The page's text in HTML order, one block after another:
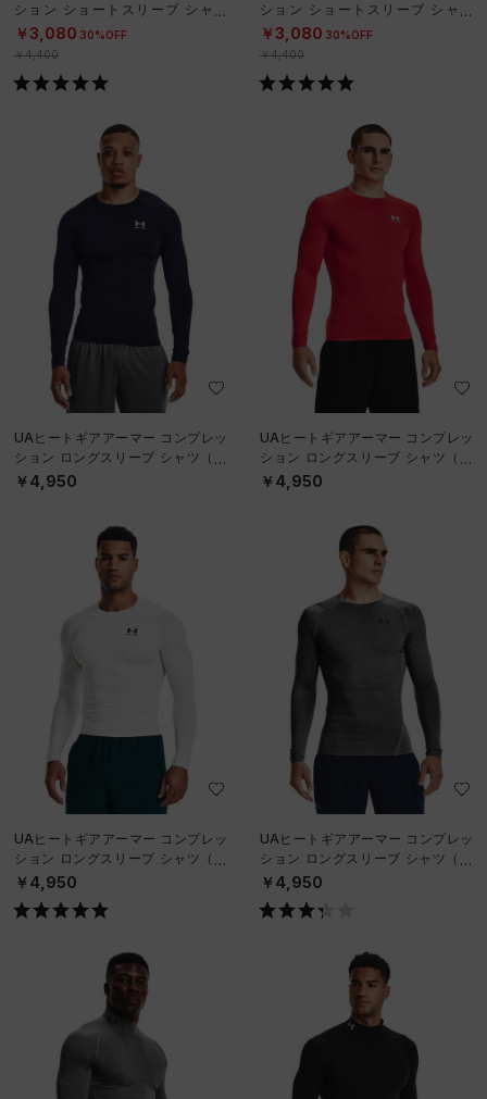
ション ショートスリーブ シャツ
（トレーニング/MEN）
￥3,080 30%OFF
￥4,400
ション ショートスリーブ シャツ
（トレーニング/MEN）
￥3,080 30%OFF
￥4,400
UAヒートギアアーマー コンプレッ
ション ロングスリーブ シャツ（ト
レーニング/MEN）
￥4,950
UAヒートギアアーマー コンプレッ
ション ロングスリーブ シャツ（ト
レーニング/MEN）
￥4,950
UAヒートギアアーマー コンプレッ
ション ロングスリーブ シャツ（ト
レーニング/MEN）
￥4,950
UAヒートギアアーマー コンプレッ
ション ロングスリーブ シャツ（ト
レーニング/MEN）
￥4,950